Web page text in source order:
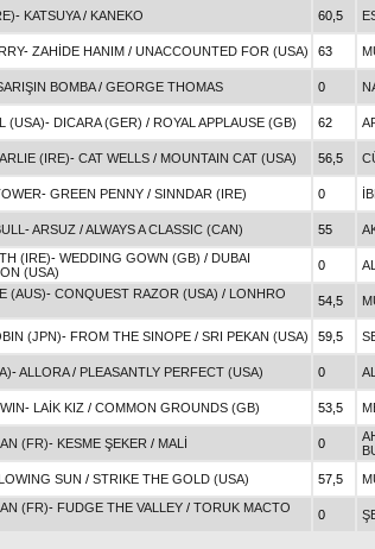
- KATSUYA/ KANEKO 60,5
- ZAHİDE HANIM / UNACCOUNTED FOR (USA) 63
BOMBA/ GEORGE THOMAS 0
(USA)- DICARA (GER) / ROYAL APPLAUSE (GB) 62
(IRE)- CAT WELLS / MOUNTAIN CAT (USA) 56,5
- GREEN PENNY / SINNDAR (IRE) 0
-ARSUZ /ALWAYS A CLASSIC (CAN) 55
(IRE)- WEDDING GOWN (GB) / DUBAI
(USA)
0
(AUS)- CONQUEST RAZOR (USA) / LONHRO
54,5
(JPN)- FROM THE SINOPE / SRI PEKAN (USA) 59,5
-ALLORA/ PLEASANTLY PERFECT (USA) 0
- LAİK KIZ / COMMON GROUNDS (GB) 53,5
(FR)- KESME ŞEKER / MALİ 0
SUN / STRIKE THE GOLD (USA) 57,5
(FR)- FUDGE THE VALLEY / TORUK MACTO
0